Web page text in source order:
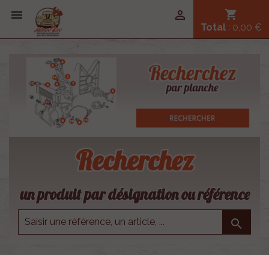
 shopping_cart
Total : 0,00 €

Recherchez
un produit par désignation ou référence
